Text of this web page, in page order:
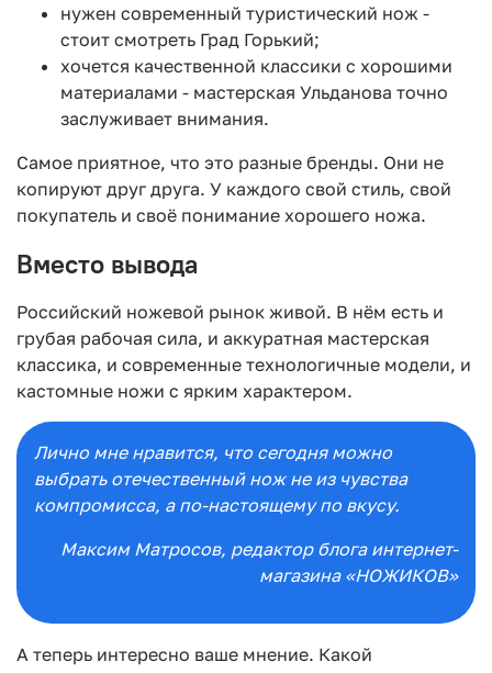
нужен современный туристический нож -
стоит смотреть Град Горький;
хочется качественной классики с хорошими
материалами - мастерская Ульданова точно
заслуживает внимания.
Самое приятное, что это разные бренды. Они не
копируют друг друга. У каждого свой стиль, свой
покупатель и своё понимание хорошего ножа.
Вместо вывода
Российский ножевой рынок живой. В нём есть и
грубая рабочая сила, и аккуратная мастерская
классика, и современные технологичные модели, и
кастомные ножи с ярким характером.
Лично мне нравится, что сегодня можно
выбрать отечественный нож не из чувства
компромисса, а по-настоящему по вкусу.
Максим Матросов, редактор блога интернет-
магазина «НОЖИКОВ»
А теперь интересно ваше мнение. Какой